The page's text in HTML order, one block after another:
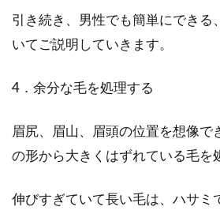
引き続き、男性でも簡単にできる
いてご説明していきます。
4．余分な毛を処理する
眉尻、眉山、眉頭の位置を想像で
の形から大きくはずれている毛を
伸びすぎていて長い毛は、ハサミ